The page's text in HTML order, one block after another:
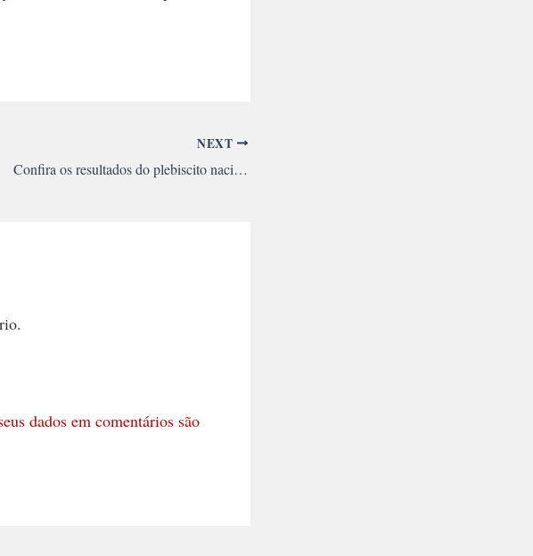
NEXT
Confira os resultados do plebiscito nacional sobre a Reforma Universitária
dados em comentários são